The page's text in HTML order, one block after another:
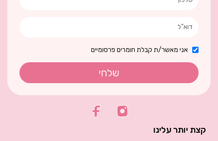
אני מאשר/ת קבלת חומרים פרסומיים
שלחי
קצת יותר עלינו